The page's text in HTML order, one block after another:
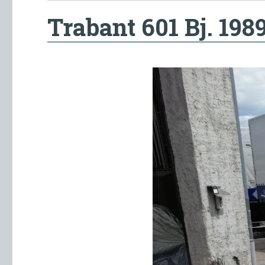
Trabant 601 Bj.